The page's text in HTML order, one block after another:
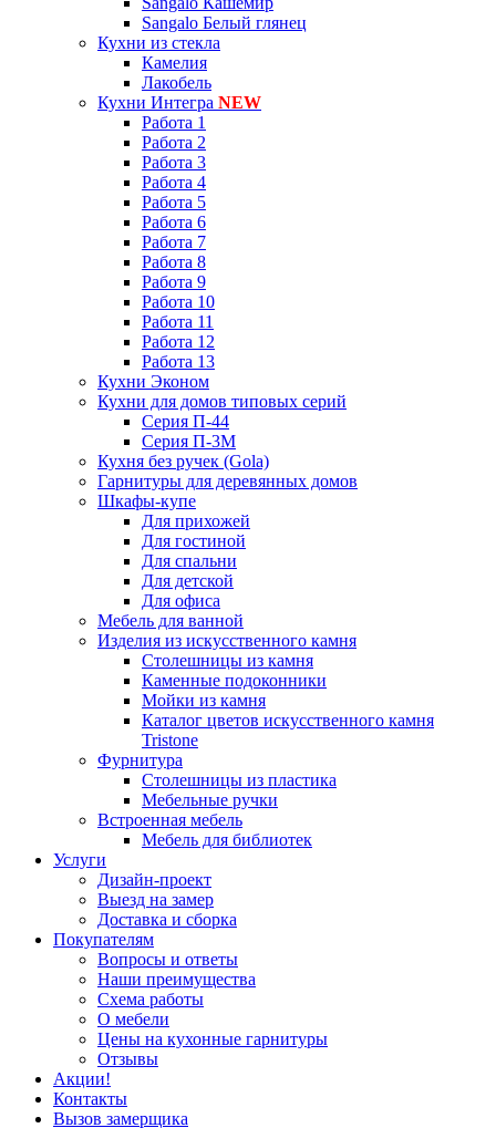
Sangalo Белый глянец
Кухни из стекла
Камелия
Лакобель
Кухни Интегра NEW
Работа 1
Работа 2
Работа 3
Работа 4
Работа 5
Работа 6
Работа 7
Работа 8
Работа 9
Работа 10
Работа 11
Работа 12
Работа 13
Кухни Эконом
Кухни для домов типовых серий
Серия П-44
Серия П-3М
Кухня без ручек (Gola)
Гарнитуры для деревянных домов
Шкафы-купе
Для прихожей
Для гостиной
Для спальни
Для детской
Для офиса
Мебель для ванной
Изделия из искусственного камня
Столешницы из камня
Каменные подоконники
Мойки из камня
Каталог цветов искусственного камня
Tristone
Фурнитура
Столешницы из пластика
Мебельные ручки
Встроенная мебель
Мебель для библиотек
Услуги
Дизайн-проект
Выезд на замер
Доставка и сборка
Покупателям
Вопросы и ответы
Наши преимущества
Схема работы
О мебели
Цены на кухонные гарнитуры
Отзывы
Акции!
Контакты
Вызов замерщика